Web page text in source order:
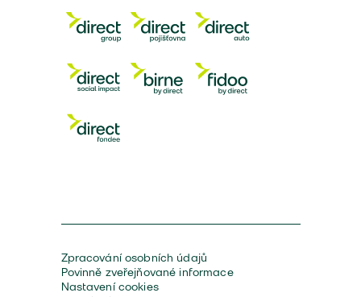
Zpracování osobních údajů
Povinně zveřejňované informace
Nastavení cookies